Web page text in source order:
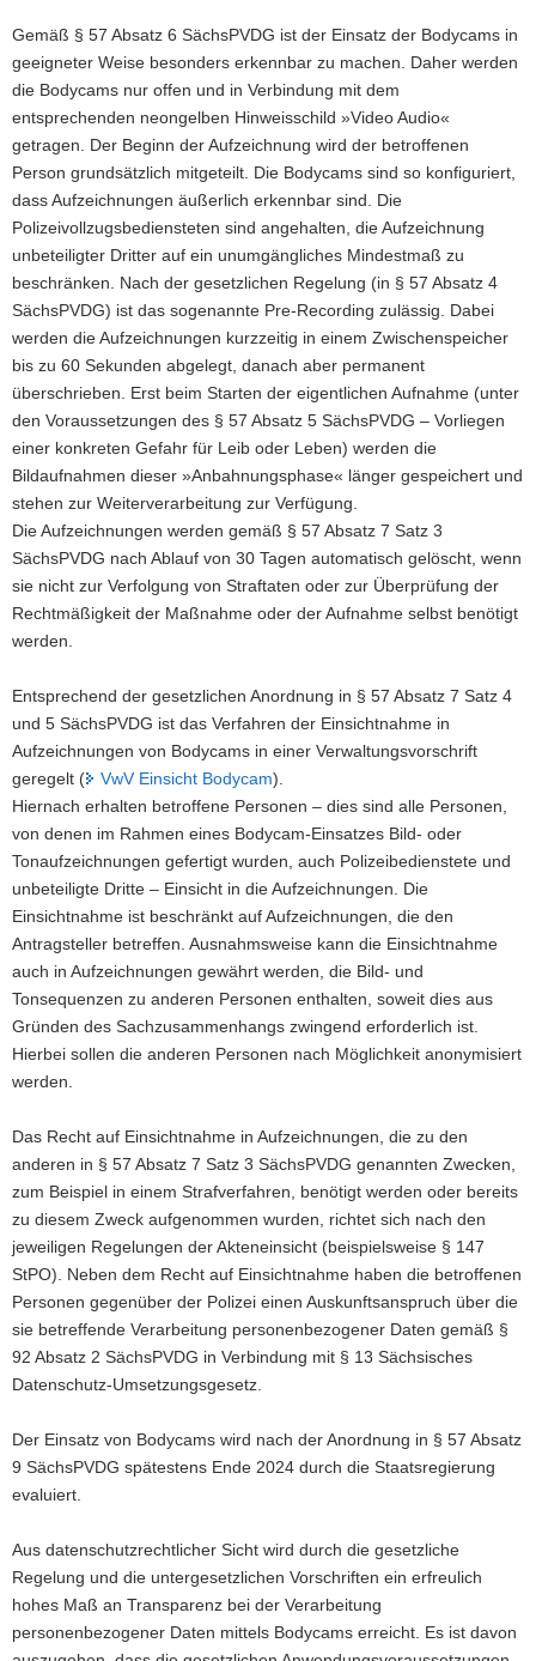
Gemäß § 57 Absatz 6 SächsPVDG ist der Einsatz der Bodycams in
geeigneter Weise besonders erkennbar zu machen. Daher werden
die Bodycams nur offen und in Verbindung mit dem
entsprechenden neongelben Hinweisschild »Video Audio«
getragen. Der Beginn der Aufzeichnung wird der betroffenen
Person grundsätzlich mitgeteilt. Die Bodycams sind so konfiguriert,
dass Aufzeichnungen äußerlich erkennbar sind. Die
Polizeivollzugsbediensteten sind angehalten, die Aufzeichnung
unbeteiligter Dritter auf ein unumgängliches Mindestmaß zu
beschränken. Nach der gesetzlichen Regelung (in § 57 Absatz 4
SächsPVDG) ist das sogenannte Pre-Recording zulässig. Dabei
werden die Aufzeichnungen kurzzeitig in einem Zwischenspeicher
bis zu 60 Sekunden abgelegt, danach aber permanent
überschrieben. Erst beim Starten der eigentlichen Aufnahme (unter
den Voraussetzungen des § 57 Absatz 5 SächsPVDG – Vorliegen
einer konkreten Gefahr für Leib oder Leben) werden die
Bildaufnahmen dieser »Anbahnungsphase« länger gespeichert und
stehen zur Weiterverarbeitung zur Verfügung.
Die Aufzeichnungen werden gemäß § 57 Absatz 7 Satz 3
SächsPVDG nach Ablauf von 30 Tagen automatisch gelöscht, wenn
sie nicht zur Verfolgung von Straftaten oder zur Überprüfung der
Rechtmäßigkeit der Maßnahme oder der Aufnahme selbst benötigt
werden.
Entsprechend der gesetzlichen Anordnung in § 57 Absatz 7 Satz 4
und 5 SächsPVDG ist das Verfahren der Einsichtnahme in
Aufzeichnungen von Bodycams in einer Verwaltungsvorschrift
geregelt (
VwV Einsicht Bodycam).
Hiernach erhalten betroffene Personen – dies sind alle Personen,
von denen im Rahmen eines Bodycam-Einsatzes Bild- oder
Tonaufzeichnungen gefertigt wurden, auch Polizeibedienstete und
unbeteiligte Dritte – Einsicht in die Aufzeichnungen. Die
Einsichtnahme ist beschränkt auf Aufzeichnungen, die den
Antragsteller betreffen. Ausnahmsweise kann die Einsichtnahme
auch in Aufzeichnungen gewährt werden, die Bild- und
Tonsequenzen zu anderen Personen enthalten, soweit dies aus
Gründen des Sachzusammenhangs zwingend erforderlich ist.
Hierbei sollen die anderen Personen nach Möglichkeit anonymisiert
werden.
Das Recht auf Einsichtnahme in Aufzeichnungen, die zu den
anderen in § 57 Absatz 7 Satz 3 SächsPVDG genannten Zwecken,
zum Beispiel in einem Strafverfahren, benötigt werden oder bereits
zu diesem Zweck aufgenommen wurden, richtet sich nach den
jeweiligen Regelungen der Akteneinsicht (beispielsweise § 147
StPO). Neben dem Recht auf Einsichtnahme haben die betroffenen
Personen gegenüber der Polizei einen Auskunftsanspruch über die
sie betreffende Verarbeitung personenbezogener Daten gemäß §
92 Absatz 2 SächsPVDG in Verbindung mit § 13 Sächsisches
Datenschutz-Umsetzungsgesetz.
Der Einsatz von Bodycams wird nach der Anordnung in § 57 Absatz
9 SächsPVDG spätestens Ende 2024 durch die Staatsregierung
evaluiert.
Aus datenschutzrechtlicher Sicht wird durch die gesetzliche
Regelung und die untergesetzlichen Vorschriften ein erfreulich
hohes Maß an Transparenz bei der Verarbeitung
personenbezogener Daten mittels Bodycams erreicht. Es ist davon